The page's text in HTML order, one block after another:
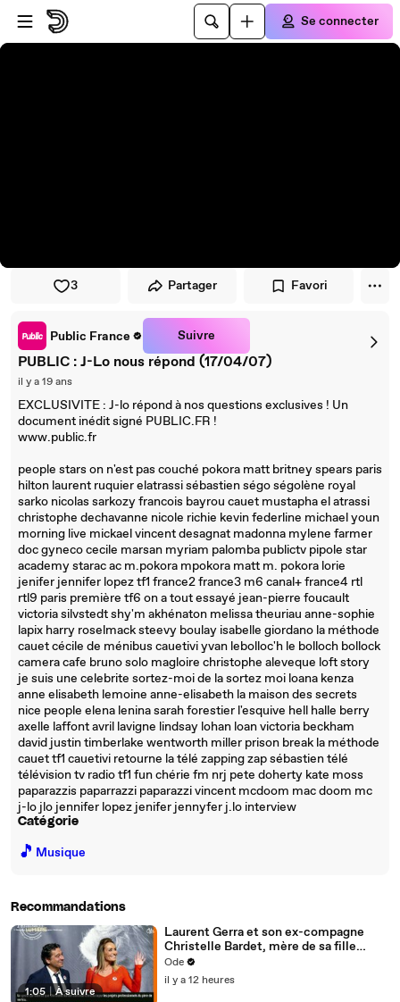
Passer au player
Passer au contenu principal
Se connecter
3 Partager Favori
Public France Suivre
PUBLIC : J-Lo nous répond (17/04/07)
il y a 19 ans
EXCLUSIVITE : J-lo répond à nos questions exclusives ! Un
document inédit signé PUBLIC.FR !
www.public.fr
people stars on n'est pas couché pokora matt britney spears paris
hilton laurent ruquier elatrassi sébastien ségo ségolène royal
sarko nicolas sarkozy francois bayrou cauet mustapha el atrassi
christophe dechavanne nicole richie kevin federline michael youn
morning live mickael vincent desagnat madonna mylene farmer
doc gyneco cecile marsan myriam palomba publictv pipole star
academy starac ac m.pokora mpokora matt m. pokora lorie
jenifer jennifer lopez tf1 france2 france3 m6 canal+ france4 rtl
rtl9 paris première tf6 on a tout essayé jean-pierre foucault
victoria silvstedt shy'm akhénaton melissa theuriau anne-sophie
lapix harry roselmack steevy boulay isabelle giordano la méthode
cauet cécile de ménibus cauetivi yvan lebolloc'h le bolloch bollock
camera cafe bruno solo magloire christophe aleveque loft story
je suis une celebrite sortez-moi de la sortez moi loana kenza
anne elisabeth lemoine anne-elisabeth la maison des secrets
nice people elena lenina sarah forestier l'esquive hell halle berry
axelle laffont avril lavigne lindsay lohan loan victoria beckham
david justin timberlake wentworth miller prison break la méthode
cauet tf1 cauetivi retourne la télé zapping zap sébastien télé
télévision tv radio tf1 fun chérie fm nrj pete doherty kate moss
paparazzis paparrazzi paparazzi vincent mcdoom mac doom mc
j-lo jlo jennifer lopez jenifer jennyfer j.lo interview
Catégorie
🎵 Musique
Recommandations
1:05 | À suivre
Laurent Gerra et son ex-compagne
Christelle Bardet, mère de sa fille
Célestine, toujours en très bons
termes, la preuve en images
Ode
il y a 12 heures